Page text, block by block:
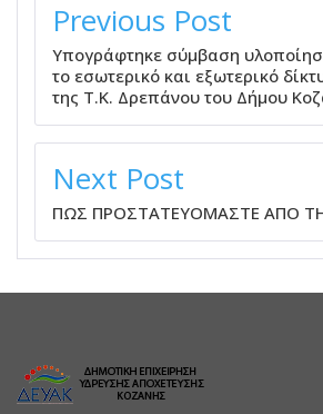
ΆΡΘΡΩΝ
Previous Post
Υπογράφτηκε σύμβαση
το εσωτερικό και εξωτερικό
της Τ.Κ. Δρεπάνου του Δήμου
Next Post
ΠΩΣ ΠΡΟΣΤΑΤΕΥΟΜΑΣΤΕ ΑΠΟ